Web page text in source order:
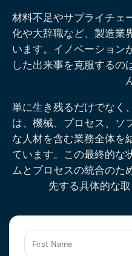
材料不足やサプライチェ
化や大辞職など、製造業
います。イノベーション
した出来事を克服するの
単に生き残るだけでなく
は、機械、プロセス、ソ
な人材を含む業務全体を
ています。この最終的な
ムとプロセスの統合のた
先する具体的な取